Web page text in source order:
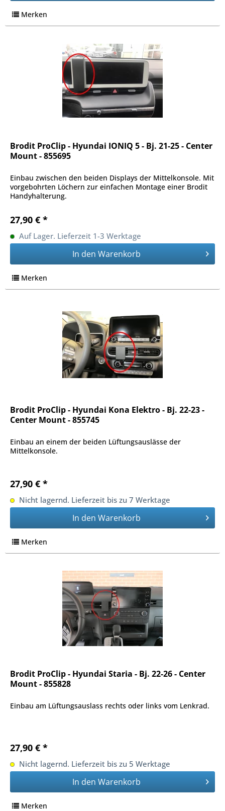
Merken
Brodit ProClip - Hyundai IONIQ 5 - Bj. 21-25 - Center
Mount - 855695
Einbau zwischen den beiden Displays der Mittelkonsole. Mit
vorgebohrten Löchern zur einfachen Montage einer Brodit
Handyhalterung.
27,90 € *
Auf Lager. Lieferzeit 1-3 Werktage
In den Warenkorb
Merken
Brodit ProClip - Hyundai Kona Elektro - Bj. 22-23 -
Center Mount - 855745
Einbau an einem der beiden Lüftungsauslässe der
Mittelkonsole.
27,90 € *
Nicht lagernd. Lieferzeit bis zu 7 Werktage
In den Warenkorb
Merken
Brodit ProClip - Hyundai Staria - Bj. 22-26 - Center
Mount - 855828
Einbau am Lüftungsauslass rechts oder links vom Lenkrad.
27,90 € *
Nicht lagernd. Lieferzeit bis zu 5 Werktage
In den Warenkorb
Merken